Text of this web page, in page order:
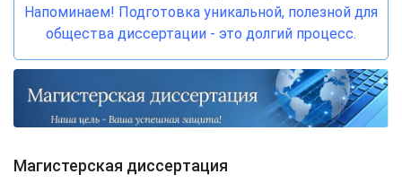
Напоминаем! Подготовка уникальной, полезной для
общества диссертации - это долгий процесс.
Магистерская диссертация